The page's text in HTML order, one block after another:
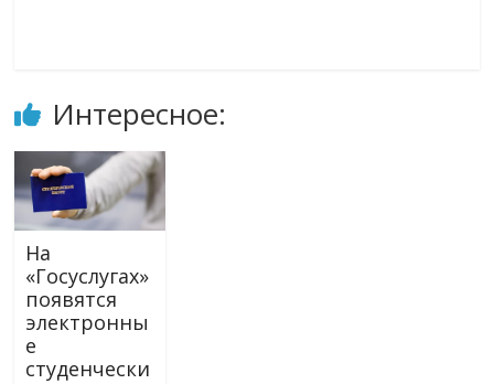
Интересное:
На
«Госуслугах»
появятся
электронны
е
студенчески